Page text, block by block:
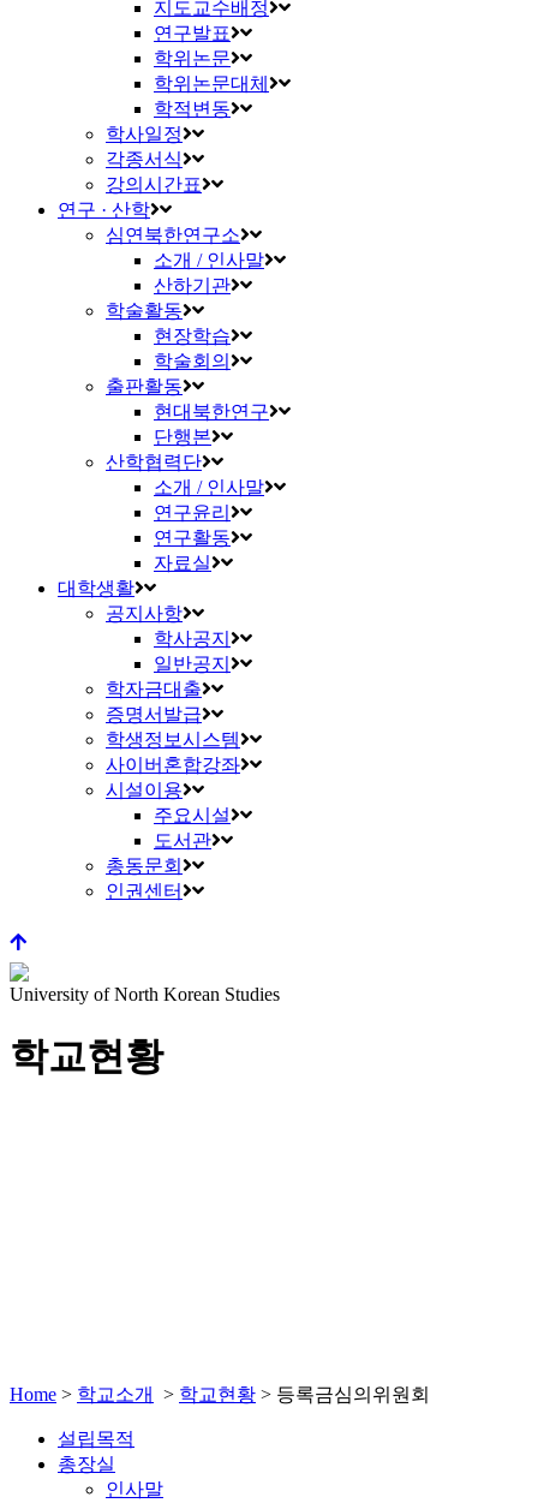
지도교수배정
연구발표
학위논문
학위논문대체
학적변동
학사일정
각종서식
강의시간표
연구 · 산학
심연북한연구소
소개 / 인사말
산하기관
학술활동
현장학습
학술회의
출판활동
현대북한연구
단행본
산학협력단
소개 / 인사말
연구윤리
연구활동
자료실
대학생활
공지사항
학사공지
일반공지
학자금대출
증명서발급
학생정보시스템
사이버혼합강좌
시설이용
주요시설
도서관
총동문회
인권센터
University of North Korean Studies
학교현황
Home > 학교소개 > 학교현황 > 등록금심의위원회
설립목적
총장실
인사말